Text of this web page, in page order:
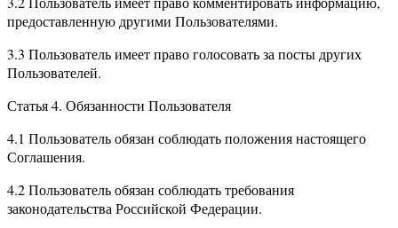
предоставленную другими Пользователями.
3.3 Пользователь имеет право голосовать за посты других
Пользователей.
Статья 4. Обязанности Пользователя
4.1 Пользователь обязан соблюдать положения настоящего
Соглашения.
4.2 Пользователь обязан соблюдать требования
законодательства Российской Федерации.